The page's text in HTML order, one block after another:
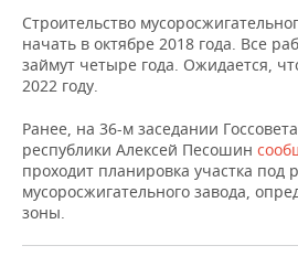
ХОККЕЙ С МЯЧОМ
ПРОИСШЕСТВИЯ
Строительство
начать в октябре 2018 года. Все
займут четыре года. Ожидается,
2022 году.
Ранее, на 36-м заседании
республики Алексей Песошин
проходит планировка участка под
мусоросжигательного завода,
зоны.